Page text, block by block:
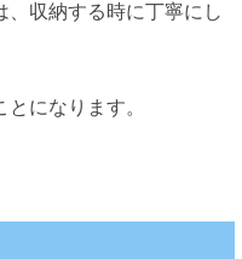
、収納する時に丁寧にし
になります。